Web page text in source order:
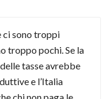
ci sono troppi
troppo pochi. Se la
tasse avrebbe
e l’Italia